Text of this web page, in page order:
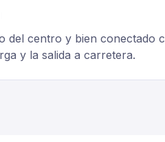
del centro y bien conectado
y la salida a carretera.